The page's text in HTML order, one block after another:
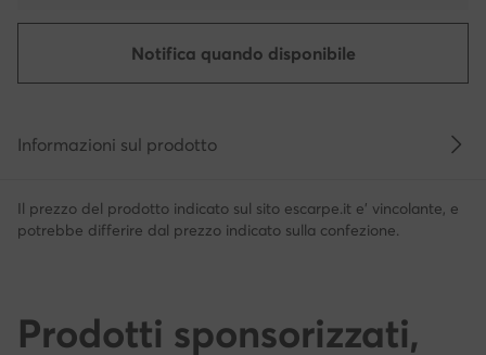
Notifica quando disponibile
Informazioni sul prodotto
Il prezzo del prodotto indicato sul sito escarpe.it e' vincolante, e
potrebbe differire dal prezzo indicato sulla confezione.
Prodotti sponsorizzati,